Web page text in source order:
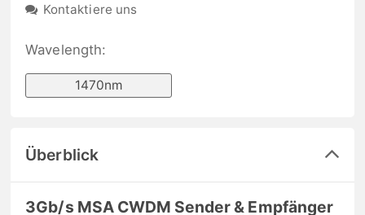
Kontaktiere uns
Wavelength:
1470nm
Überblick
3Gb/s MSA CWDM Sender & Empfänger